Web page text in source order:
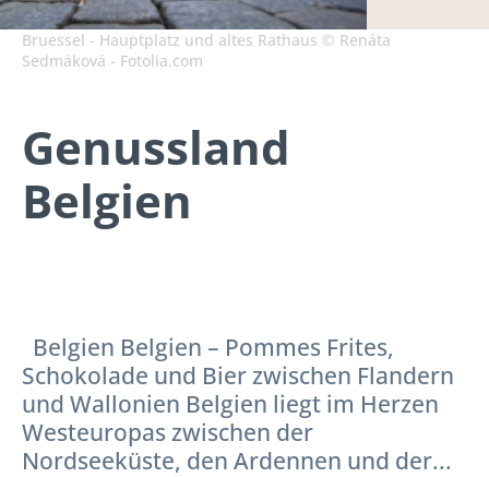
Bruessel - Hauptplatz und altes Rathaus © Renáta
Sedmáková - Fotolia.com
Genussland
Belgien
Belgien Belgien – Pommes Frites,
Schokolade und Bier zwischen Flandern
und Wallonien Belgien liegt im Herzen
Westeuropas zwischen der
Nordseeküste, den Ardennen und der...